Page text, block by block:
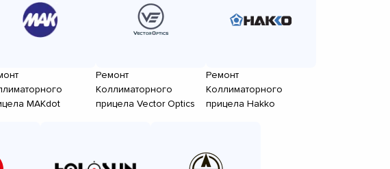
MAKdot
Ремонт
Коллиматорного
прицела Vector Optics
Ремонт
Коллиматорного
прицела Hakko